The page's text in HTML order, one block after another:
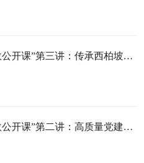
一起来听课！“申论中国·思政公开课”第三讲：传承西柏坡精神 走好新时代赶考路
一起来听课！“申论中国·思政公开课”第二讲：高质量党建引领乡村振兴